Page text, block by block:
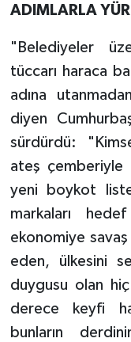
ADIMLARLA
"Belediyeler
tüccarı haraca
adına
diyen
sürdürdü:
ateş çemberiyle
yeni boykot
markaları
ekonomiye
eden, ülkesini
duygusu olan
derece keyfi
bunların